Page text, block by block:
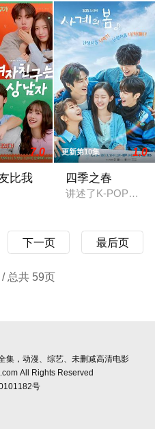
丽非法帮助重病症末期的病
7.0
比我
更新第10集 1.0
四季之春
讲述了K-POP顶级
下一页 最后页
总共 59页
集，动漫、综艺、未删减高清电影
All Rights Reserved
号